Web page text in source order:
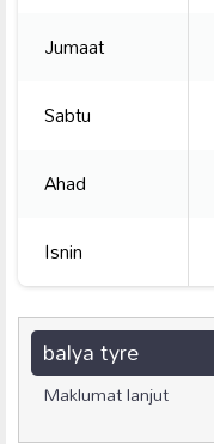
Jumaat
Sabtu
Ahad
Isnin
balya tyre
Maklumat lanjut